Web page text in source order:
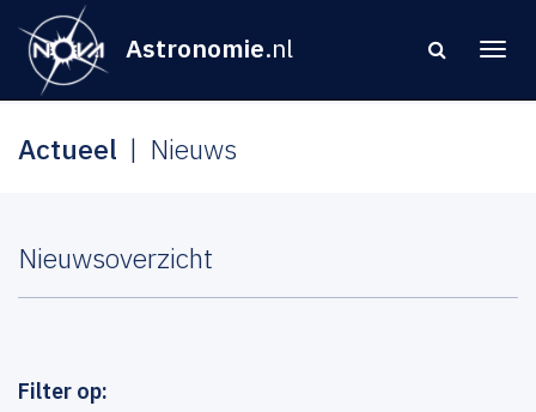
Astronomie.nl
Actueel Nieuws
Nieuwsoverzicht
Filter op: